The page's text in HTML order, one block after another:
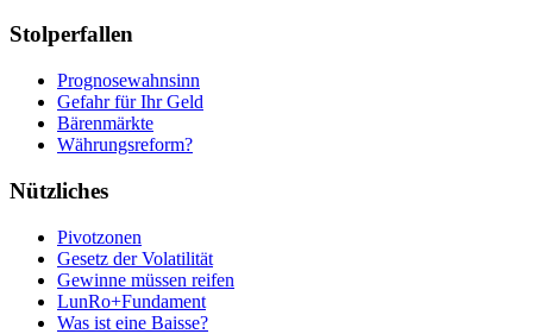
Stolperfallen
Prognosewahnsinn
Gefahr für Ihr Geld
Bärenmärkte
Währungsreform?
Nützliches
Pivotzonen
Gesetz der Volatilität
Gewinne müssen reifen
LunRo+Fundament
Was ist eine Baisse?